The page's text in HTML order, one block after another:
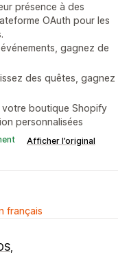
présence à des
OAuth pour les
gagnez de
des quêtes, gagnez
votre boutique Shopify
personnalisées
Afficher l’original
français